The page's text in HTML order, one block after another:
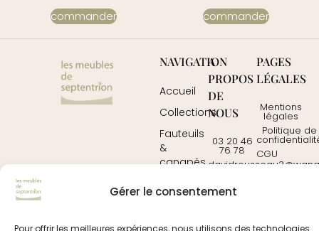
Gérer le consentement
Pour offrir les meilleures expériences, nous utilisons des technologies
commander commander
NAVIGATION
Accueil
Collections
Fauteuils
&
canapés
A
PROPOS
DE
NOUS
03 20 46
76 78
nous
PAGES
LÉGALES
Mentions
légales
Politique de
CGU